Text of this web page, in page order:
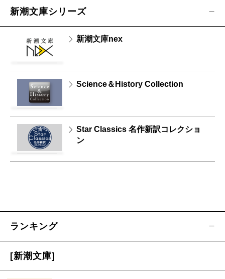
新潮文庫シリーズ
新潮文庫nex
Science＆History Collection
Star Classics 名作新訳コレクショ
ン
ランキング
[新潮文庫]